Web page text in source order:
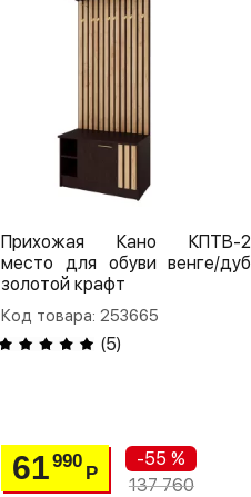
Прихожая Кано КПТВ-2
место для обуви венге/дуб
золотой крафт
Код товара: 253665
(5)
61990
Р
-55 %
137 760